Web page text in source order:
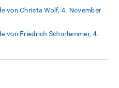
von Christa Wolf, 4. November
von Friedrich Schorlemmer, 4.